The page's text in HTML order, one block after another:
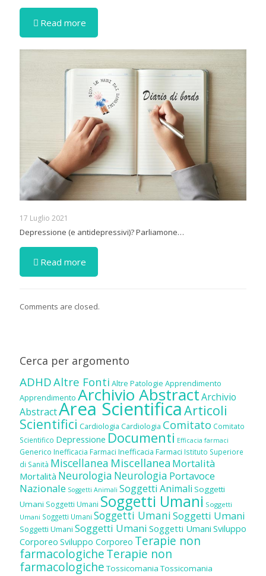
Read more
17 Luglio 2021
Depressione (e antidepressivi)? Parliamone…
Read more
Comments are closed.
Cerca per argomento
ADHDAltre Fonti Altre Patologie Apprendimento
Apprendimento Archivio AbstractArchivio
AbstractArea ScientificaArticoli
Scientifici Cardiologia Cardiologia Comitato Comitato
Scientifico Depressione Documenti Efficacia farmaci
Generico Inefficacia Farmaci Inefficacia Farmaci Istituto Superiore
di Sanità Miscellanea Miscellanea Mortalità
Mortalità Neurologia Neurologia Portavoce
Nazionale Soggetti Animali Soggetti Animali Soggetti
Umani Soggetti Umani Soggetti Umani Soggetti
Umani Soggetti Umani Soggetti UmaniSoggetti Umani
Soggetti Umani Soggetti Umani Soggetti Umani Sviluppo
Corporeo Sviluppo Corporeo Terapie non
farmacologicheTerapie non
farmacologiche Tossicomania Tossicomania